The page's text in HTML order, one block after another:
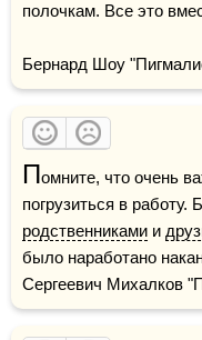
полочкам. Все это
Бернард Шоу
Помните, что очень
погрузиться в работу.
родственниками и
было наработано
Сергеевич Михалков